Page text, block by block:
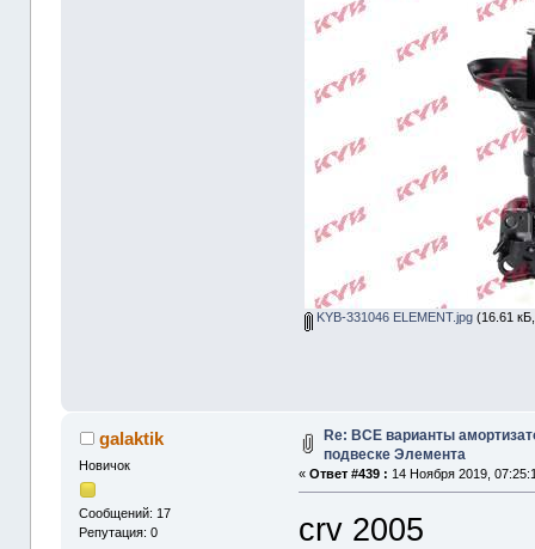
KYB-331046 ELEMENT.jpg (16.61
galaktik
Новичок
Сообщений: 17
Репутация: 0
Re: ВСЕ варианты
подвеске Элемента
«Ответ #439 : 14 Ноября 2019,
crv 2005